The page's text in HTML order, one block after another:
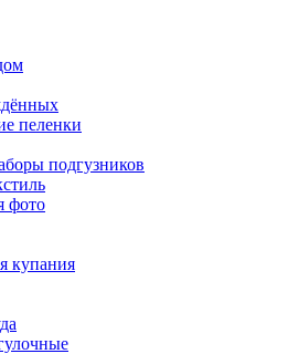
пеленки
подгузников
фото
купания